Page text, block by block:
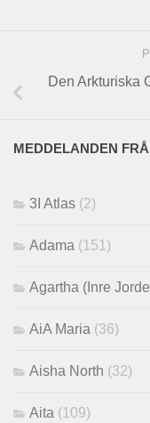
Den Arkturiska
MEDDELANDEN
3I Atlas (2)
Adama (151)
Agartha (Inre
AiA Maria (36)
Aisha North (32)
Aita (109)